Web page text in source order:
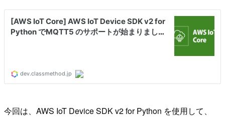
今回は、AWS IoT Device SDK v2 for Python を使用して、